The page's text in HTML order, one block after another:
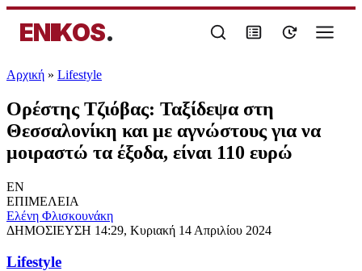
ENIKOS.
Αρχική » Lifestyle
Ορέστης Τζιόβας: Ταξίδεψα στη
Θεσσαλονίκη και με αγνώστους για να
μοιραστώ τα έξοδα, είναι 110 ευρώ
EN
ΕΠΙΜΕΛΕΙΑ
Ελένη Φλισκουνάκη
ΔΗΜΟΣΙΕΥΣΗ 14:29, Κυριακή 14 Απριλίου 2024
Lifestyle